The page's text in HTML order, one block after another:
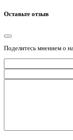
Оставьте отзыв
Поделитесь мнением о